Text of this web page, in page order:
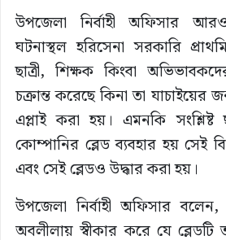
উপজেলা নির্বাহী অফিসার
ঘটনাস্থল হরিসেনা সরকারি
ছাত্রী, শিক্ষক কিংবা
চক্রান্ত করেছে কিনা তা
এপ্লাই করা হয়। এমনকি সংশ্লিষ্ট
কোম্পানির ব্লেড ব্যবহার হয় সেই
এবং সেই ব্লেডও উদ্ধার করা হয়।
উপজেলা নির্বাহী অফিসার বলেন,
অবলীলায় স্বীকার করে যে ব্লেডটি